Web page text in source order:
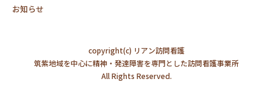
お知らせ
copyright(c) リアン訪問看護
筑紫地域を中心に精神・発達障害を専門とした訪問看護事業所
All Rights Reserved.